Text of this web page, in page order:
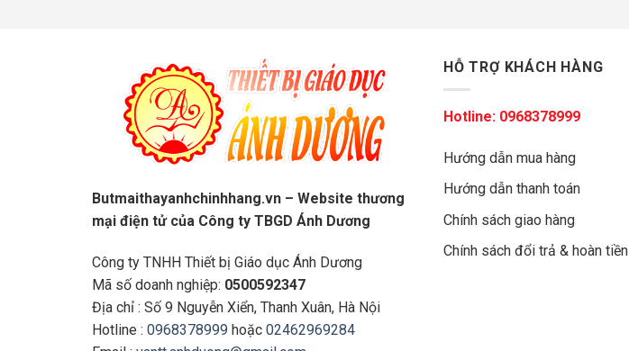
Butmaithayanhchinhhang.vn – Website thương
mại điện tử của Công ty TBGD Ánh Dương
Công ty TNHH Thiết bị Giáo dục Ánh Dương
Mã số doanh nghiệp: 0500592347
Địa chỉ : Số 9 Nguyễn Xiển, Thanh Xuân, Hà Nội
Hotline : 0968378999 hoặc 02462969284
HỖ TRỢ KHÁCH HÀNG
Hotline: 0968378999
Hướng dẫn mua hàng
Hướng dẫn thanh toán
Chính sách giao hàng
Chính sách đổi trả & hoàn tiền